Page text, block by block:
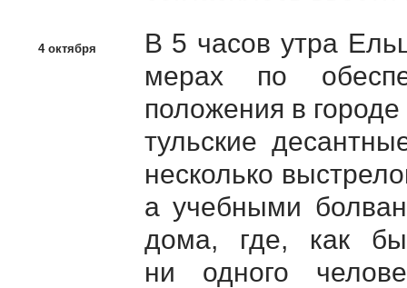
4 октября
В 5 часов утра
мерах по
положения в
тульские
несколько
а учебными
дома, где, как
ни одного